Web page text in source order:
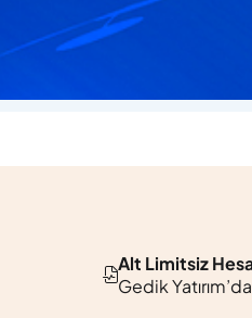
sorunuza yanıt bulabilirsiniz.